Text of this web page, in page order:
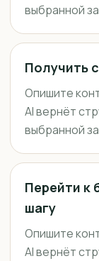
выбранной
Получить
Опишите
AI вернёт
выбранной
Перейти к
шагу
Опишите
AI вернёт